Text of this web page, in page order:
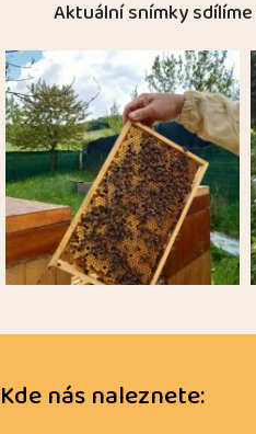
Aktuální snímky
Kde nás naleznete: